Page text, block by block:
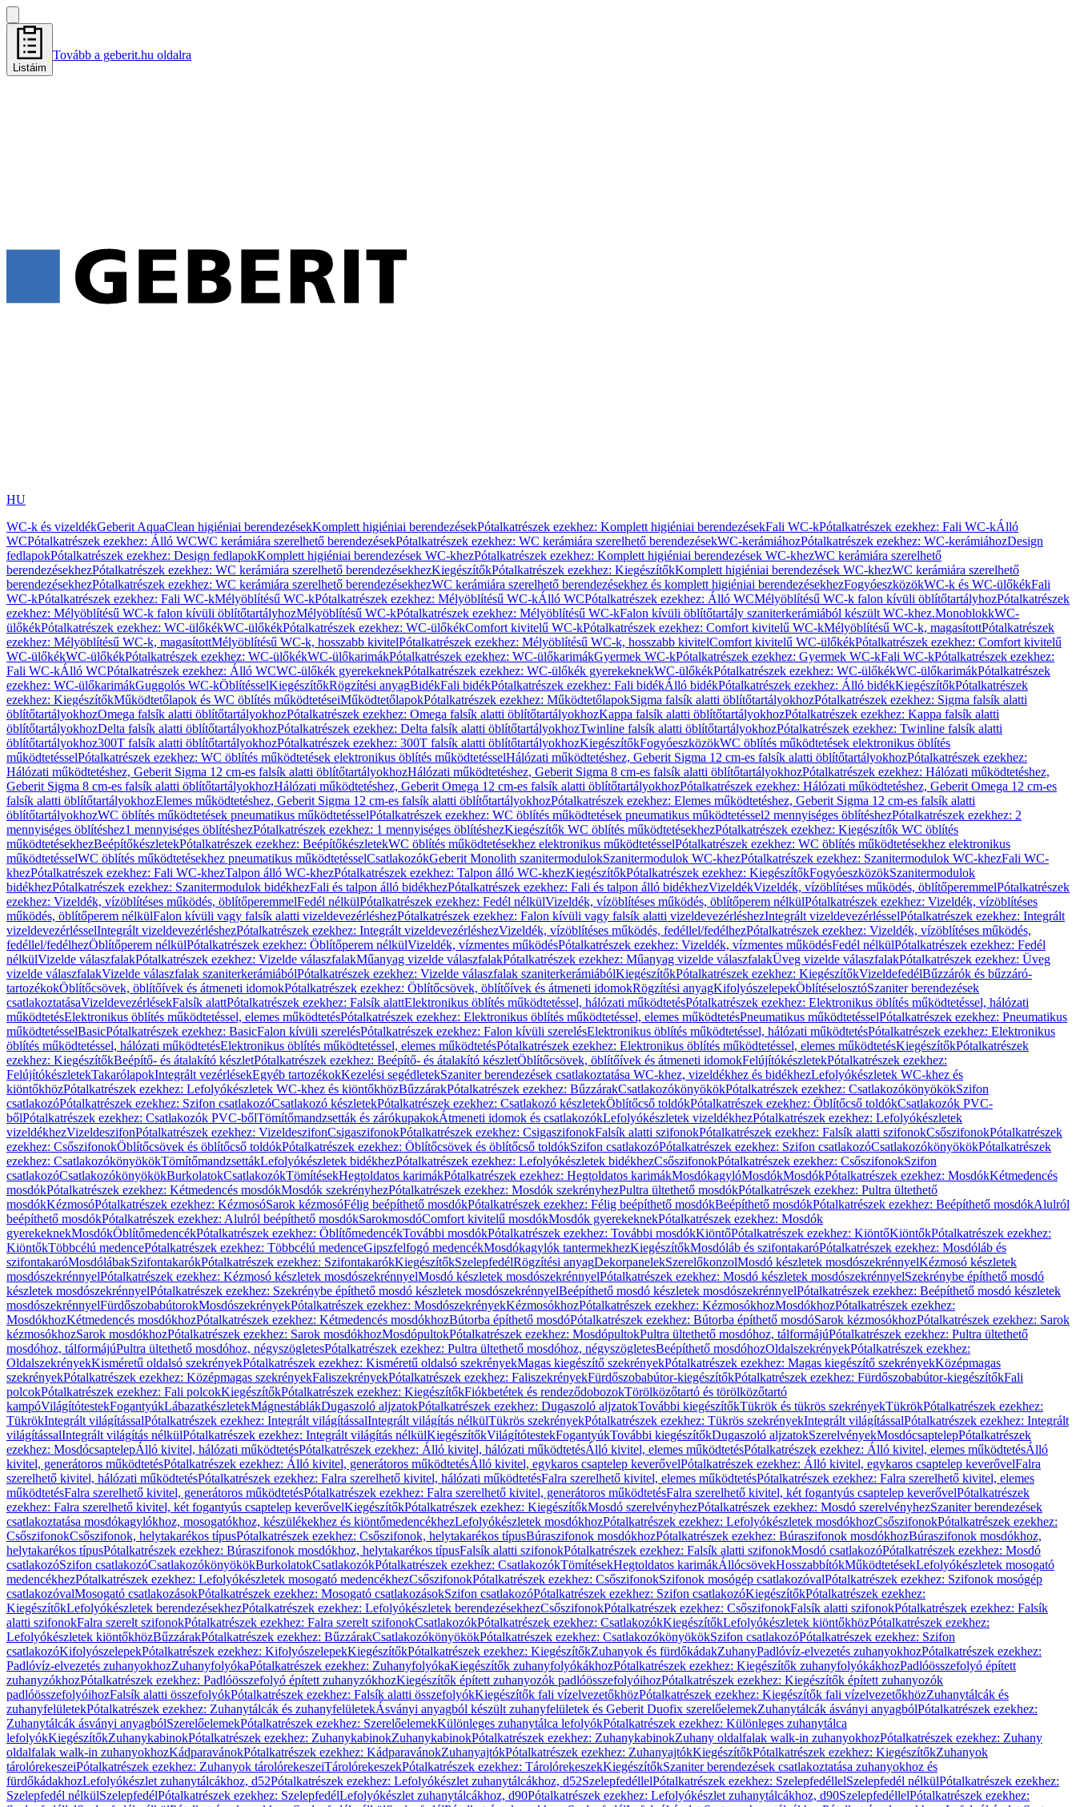
Listáim
Tovább a geberit.hu oldalra
HU
WC-k és vizeldékGeberit AquaClean higiéniai berendezésekKomplett higiéniai berendezésekPótalkatrészek ezekhez: Komplett higiéniai berendezésekFali WC-kPótalkatrészek ezekhez: Fali WC-kÁlló
WCPótalkatrészek ezekhez: Álló WCWC kerámiára szerelhető berendezésekPótalkatrészek ezekhez: WC kerámiára szerelhető berendezésekWC-kerámiáhozPótalkatrészek ezekhez: WC-kerámiáhozDesign
fedlapokPótalkatrészek ezekhez: Design fedlapokKomplett higiéniai berendezések WC-khezPótalkatrészek ezekhez: Komplett higiéniai berendezések WC-khezWC kerámiára szerelhető
berendezésekhezPótalkatrészek ezekhez: WC kerámiára szerelhető berendezésekhezKiegészítőkPótalkatrészek ezekhez: KiegészítőkKomplett higiéniai berendezések WC-khezWC kerámiára szerelhető
berendezésekhezPótalkatrészek ezekhez: WC kerámiára szerelhető berendezésekhezWC kerámiára szerelhető berendezésekhez és komplett higiéniai berendezésekhezFogyóeszközökWC-k és WC-ülőkékFali
WC-kPótalkatrészek ezekhez: Fali WC-kMélyöblítésű WC-kPótalkatrészek ezekhez: Mélyöblítésű WC-kÁlló WCPótalkatrészek ezekhez: Álló WCMélyöblítésű WC-k falon kívüli öblítőtartályhozPótalkatrészek
ezekhez: Mélyöblítésű WC-k falon kívüli öblítőtartályhozMélyöblítésű WC-kPótalkatrészek ezekhez: Mélyöblítésű WC-kFalon kívüli öblítőtartály szaniterkerámiából készült WC-khez.MonoblokkWC-
ülőkékPótalkatrészek ezekhez: WC-ülőkékWC-ülőkékPótalkatrészek ezekhez: WC-ülőkékComfort kivitelű WC-kPótalkatrészek ezekhez: Comfort kivitelű WC-kMélyöblítésű WC-k, magasítottPótalkatrészek
ezekhez: Mélyöblítésű WC-k, magasítottMélyöblítésű WC-k, hosszabb kivitelPótalkatrészek ezekhez: Mélyöblítésű WC-k, hosszabb kivitelComfort kivitelű WC-ülőkékPótalkatrészek ezekhez: Comfort kivitelű
WC-ülőkékWC-ülőkékPótalkatrészek ezekhez: WC-ülőkékWC-ülőkarimákPótalkatrészek ezekhez: WC-ülőkarimákGyermek WC-kPótalkatrészek ezekhez: Gyermek WC-kFali WC-kPótalkatrészek ezekhez:
Fali WC-kÁlló WCPótalkatrészek ezekhez: Álló WCWC-ülőkék gyerekeknekPótalkatrészek ezekhez: WC-ülőkék gyerekeknekWC-ülőkékPótalkatrészek ezekhez: WC-ülőkékWC-ülőkarimákPótalkatrészek
ezekhez: WC-ülőkarimákGuggolós WC-kÖblítésselKiegészítőkRögzítési anyagBidékFali bidékPótalkatrészek ezekhez: Fali bidékÁlló bidékPótalkatrészek ezekhez: Álló bidékKiegészítőkPótalkatrészek
ezekhez: KiegészítőkMűködtetőlapok és WC öblítés működtetéseiMűködtetőlapokPótalkatrészek ezekhez: MűködtetőlapokSigma falsík alatti öblítőtartályokhozPótalkatrészek ezekhez: Sigma falsík alatti
öblítőtartályokhozOmega falsík alatti öblítőtartályokhozPótalkatrészek ezekhez: Omega falsík alatti öblítőtartályokhozKappa falsík alatti öblítőtartályokhozPótalkatrészek ezekhez: Kappa falsík alatti
öblítőtartályokhozDelta falsík alatti öblítőtartályokhozPótalkatrészek ezekhez: Delta falsík alatti öblítőtartályokhozTwinline falsík alatti öblítőtartályokhozPótalkatrészek ezekhez: Twinline falsík alatti
öblítőtartályokhoz300T falsík alatti öblítőtartályokhozPótalkatrészek ezekhez: 300T falsík alatti öblítőtartályokhozKiegészítőkFogyóeszközökWC öblítés működtetések elektronikus öblítés
működtetésselPótalkatrészek ezekhez: WC öblítés működtetések elektronikus öblítés működtetésselHálózati működtetéshez, Geberit Sigma 12 cm-es falsík alatti öblítőtartályokhozPótalkatrészek ezekhez:
Hálózati működtetéshez, Geberit Sigma 12 cm-es falsík alatti öblítőtartályokhozHálózati működtetéshez, Geberit Sigma 8 cm-es falsík alatti öblítőtartályokhozPótalkatrészek ezekhez: Hálózati működtetéshez,
Geberit Sigma 8 cm-es falsík alatti öblítőtartályokhozHálózati működtetéshez, Geberit Omega 12 cm-es falsík alatti öblítőtartályokhozPótalkatrészek ezekhez: Hálózati működtetéshez, Geberit Omega 12 cm-es
falsík alatti öblítőtartályokhozElemes működtetéshez, Geberit Sigma 12 cm-es falsík alatti öblítőtartályokhozPótalkatrészek ezekhez: Elemes működtetéshez, Geberit Sigma 12 cm-es falsík alatti
öblítőtartályokhozWC öblítés működtetések pneumatikus működtetésselPótalkatrészek ezekhez: WC öblítés működtetések pneumatikus működtetéssel2 mennyiséges öblítéshezPótalkatrészek ezekhez: 2
mennyiséges öblítéshez1 mennyiséges öblítéshezPótalkatrészek ezekhez: 1 mennyiséges öblítéshezKiegészítők WC öblítés működtetésekhezPótalkatrészek ezekhez: Kiegészítők WC öblítés
működtetésekhezBeépítőkészletekPótalkatrészek ezekhez: BeépítőkészletekWC öblítés működtetésekhez elektronikus működtetésselPótalkatrészek ezekhez: WC öblítés működtetésekhez elektronikus
működtetésselWC öblítés működtetésekhez pneumatikus működtetésselCsatlakozókGeberit Monolith szanitermodulokSzanitermodulok WC-khezPótalkatrészek ezekhez: Szanitermodulok WC-khezFali WC-
khezPótalkatrészek ezekhez: Fali WC-khezTalpon álló WC-khezPótalkatrészek ezekhez: Talpon álló WC-khezKiegészítőkPótalkatrészek ezekhez: KiegészítőkFogyóeszközökSzanitermodulok
bidékhezPótalkatrészek ezekhez: Szanitermodulok bidékhezFali és talpon álló bidékhezPótalkatrészek ezekhez: Fali és talpon álló bidékhezVizeldékVizeldék, vízöblítéses működés, öblítőperemmelPótalkatrészek
ezekhez: Vizeldék, vízöblítéses működés, öblítőperemmelFedél nélkülPótalkatrészek ezekhez: Fedél nélkülVizeldék, vízöblítéses működés, öblítőperem nélkülPótalkatrészek ezekhez: Vizeldék, vízöblítéses
működés, öblítőperem nélkülFalon kívüli vagy falsík alatti vizeldevezérléshezPótalkatrészek ezekhez: Falon kívüli vagy falsík alatti vizeldevezérléshezIntegrált vizeldevezérlésselPótalkatrészek ezekhez: Integrált
vizeldevezérlésselIntegrált vizeldevezérléshezPótalkatrészek ezekhez: Integrált vizeldevezérléshezVizeldék, vízöblítéses működés, fedéllel/fedélhezPótalkatrészek ezekhez: Vizeldék, vízöblítéses működés,
fedéllel/fedélhezÖblítőperem nélkülPótalkatrészek ezekhez: Öblítőperem nélkülVizeldék, vízmentes működésPótalkatrészek ezekhez: Vizeldék, vízmentes működésFedél nélkülPótalkatrészek ezekhez: Fedél
nélkülVizelde válaszfalakPótalkatrészek ezekhez: Vizelde válaszfalakMűanyag vizelde válaszfalakPótalkatrészek ezekhez: Műanyag vizelde válaszfalakÜveg vizelde válaszfalakPótalkatrészek ezekhez: Üveg
vizelde válaszfalakVizelde válaszfalak szaniterkerámiábólPótalkatrészek ezekhez: Vizelde válaszfalak szaniterkerámiábólKiegészítőkPótalkatrészek ezekhez: KiegészítőkVizeldefedélBűzzárók és bűzzáró-
tartozékokÖblítőcsövek, öblítőívek és átmeneti idomokPótalkatrészek ezekhez: Öblítőcsövek, öblítőívek és átmeneti idomokRögzítési anyagKifolyószelepekÖblítéselosztóSzaniter berendezések
csatlakoztatásaVizeldevezérlésekFalsík alattPótalkatrészek ezekhez: Falsík alattElektronikus öblítés működtetéssel, hálózati működtetésPótalkatrészek ezekhez: Elektronikus öblítés működtetéssel, hálózati
működtetésElektronikus öblítés működtetéssel, elemes működtetésPótalkatrészek ezekhez: Elektronikus öblítés működtetéssel, elemes működtetésPneumatikus működtetésselPótalkatrészek ezekhez: Pneumatikus
működtetésselBasicPótalkatrészek ezekhez: BasicFalon kívüli szerelésPótalkatrészek ezekhez: Falon kívüli szerelésElektronikus öblítés működtetéssel, hálózati működtetésPótalkatrészek ezekhez: Elektronikus
öblítés működtetéssel, hálózati működtetésElektronikus öblítés működtetéssel, elemes működtetésPótalkatrészek ezekhez: Elektronikus öblítés működtetéssel, elemes működtetésKiegészítőkPótalkatrészek
ezekhez: KiegészítőkBeépítő- és átalakító készletPótalkatrészek ezekhez: Beépítő- és átalakító készletÖblítőcsövek, öblítőívek és átmeneti idomokFelújítókészletekPótalkatrészek ezekhez:
FelújítókészletekTakarólapokIntegrált vezérlésekEgyéb tartozékokKezelési segédletekSzaniter berendezések csatlakoztatása WC-khez, vizeldékhez és bidékhezLefolyókészletek WC-khez és
kiöntőkhözPótalkatrészek ezekhez: Lefolyókészletek WC-khez és kiöntőkhözBűzzárakPótalkatrészek ezekhez: BűzzárakCsatlakozókönyökökPótalkatrészek ezekhez: CsatlakozókönyökökSzifon
csatlakozóPótalkatrészek ezekhez: Szifon csatlakozóCsatlakozó készletekPótalkatrészek ezekhez: Csatlakozó készletekÖblítőcső toldókPótalkatrészek ezekhez: Öblítőcső toldókCsatlakozók PVC-
bőlPótalkatrészek ezekhez: Csatlakozók PVC-bőlTömítőmandzsetták és zárókupakokÁtmeneti idomok és csatlakozókLefolyókészletek vizeldékhezPótalkatrészek ezekhez: Lefolyókészletek
vizeldékhezVizeldeszifonPótalkatrészek ezekhez: VizeldeszifonCsigaszifonokPótalkatrészek ezekhez: CsigaszifonokFalsík alatti szifonokPótalkatrészek ezekhez: Falsík alatti szifonokCsőszifonokPótalkatrészek
ezekhez: CsőszifonokÖblítőcsövek és öblítőcső toldókPótalkatrészek ezekhez: Öblítőcsövek és öblítőcső toldókSzifon csatlakozóPótalkatrészek ezekhez: Szifon csatlakozóCsatlakozókönyökökPótalkatrészek
ezekhez: CsatlakozókönyökökTömítőmandzsettákLefolyókészletek bidékhezPótalkatrészek ezekhez: Lefolyókészletek bidékhezCsőszifonokPótalkatrészek ezekhez: CsőszifonokSzifon
csatlakozóCsatlakozókönyökökBurkolatokCsatlakozókTömítésekHegtoldatos karimákPótalkatrészek ezekhez: Hegtoldatos karimákMosdókagylóMosdókMosdókPótalkatrészek ezekhez: MosdókKétmedencés
mosdókPótalkatrészek ezekhez: Kétmedencés mosdókMosdók szekrényhezPótalkatrészek ezekhez: Mosdók szekrényhezPultra ültethető mosdókPótalkatrészek ezekhez: Pultra ültethető
mosdókKézmosóPótalkatrészek ezekhez: KézmosóSarok kézmosóFélig beépíthető mosdókPótalkatrészek ezekhez: Félig beépíthető mosdókBeépíthető mosdókPótalkatrészek ezekhez: Beépíthető mosdókAlulról
beépíthető mosdókPótalkatrészek ezekhez: Alulról beépíthető mosdókSarokmosdóComfort kivitelű mosdókMosdók gyerekeknekPótalkatrészek ezekhez: Mosdók
gyerekeknekMosdókÖblítőmedencékPótalkatrészek ezekhez: ÖblítőmedencékTovábbi mosdókPótalkatrészek ezekhez: További mosdókKiöntőPótalkatrészek ezekhez: KiöntőKiöntőkPótalkatrészek ezekhez:
KiöntőkTöbbcélú medencePótalkatrészek ezekhez: Többcélú medenceGipszfelfogó medencékMosdókagylók tantermekhezKiegészítőkMosdóláb és szifontakaróPótalkatrészek ezekhez: Mosdóláb és
szifontakaróMosdólábakSzifontakarókPótalkatrészek ezekhez: SzifontakarókKiegészítőkSzelepfedélRögzítési anyagDekorpanelekSzerelőkonzolMosdó készletek mosdószekrénnyelKézmosó készletek
mosdószekrénnyelPótalkatrészek ezekhez: Kézmosó készletek mosdószekrénnyelMosdó készletek mosdószekrénnyelPótalkatrészek ezekhez: Mosdó készletek mosdószekrénnyelSzekrénybe építhető mosdó
készletek mosdószekrénnyelPótalkatrészek ezekhez: Szekrénybe építhető mosdó készletek mosdószekrénnyelBeépíthető mosdó készletek mosdószekrénnyelPótalkatrészek ezekhez: Beépíthető mosdó készletek
mosdószekrénnyelFürdőszobabútorokMosdószekrényekPótalkatrészek ezekhez: MosdószekrényekKézmosókhozPótalkatrészek ezekhez: KézmosókhozMosdókhozPótalkatrészek ezekhez:
MosdókhozKétmedencés mosdókhozPótalkatrészek ezekhez: Kétmedencés mosdókhozBútorba építhető mosdóPótalkatrészek ezekhez: Bútorba építhető mosdóSarok kézmosókhozPótalkatrészek ezekhez: Sarok
kézmosókhozSarok mosdókhozPótalkatrészek ezekhez: Sarok mosdókhozMosdópultokPótalkatrészek ezekhez: MosdópultokPultra ültethető mosdóhoz, tálformájúPótalkatrészek ezekhez: Pultra ültethető
mosdóhoz, tálformájúPultra ültethető mosdóhoz, négyszögletesPótalkatrészek ezekhez: Pultra ültethető mosdóhoz, négyszögletesBeépíthető mosdóhozOldalszekrényekPótalkatrészek ezekhez:
OldalszekrényekKisméretű oldalsó szekrényekPótalkatrészek ezekhez: Kisméretű oldalsó szekrényekMagas kiegészítő szekrényekPótalkatrészek ezekhez: Magas kiegészítő szekrényekKözépmagas
szekrényekPótalkatrészek ezekhez: Középmagas szekrényekFaliszekrényekPótalkatrészek ezekhez: FaliszekrényekFürdőszobabútor-kiegészítőkPótalkatrészek ezekhez: Fürdőszobabútor-kiegészítőkFali
polcokPótalkatrészek ezekhez: Fali polcokKiegészítőkPótalkatrészek ezekhez: KiegészítőkFiókbetétek és rendeződobozokTörölközőtartó és törölközőtartó
kampóVilágítótestekFogantyúkLábazatkészletekMágnestáblákDugaszoló aljzatokPótalkatrészek ezekhez: Dugaszoló aljzatokTovábbi kiegészítőkTükrök és tükrös szekrényekTükrökPótalkatrészek ezekhez:
TükrökIntegrált világítássalPótalkatrészek ezekhez: Integrált világítássalIntegrált világítás nélkülTükrös szekrényekPótalkatrészek ezekhez: Tükrös szekrényekIntegrált világítássalPótalkatrészek ezekhez: Integrált
világítássalIntegrált világítás nélkülPótalkatrészek ezekhez: Integrált világítás nélkülKiegészítőkVilágítótestekFogantyúkTovábbi kiegészítőkDugaszoló aljzatokSzerelvényekMosdócsaptelepPótalkatrészek
ezekhez: MosdócsaptelepÁlló kivitel, hálózati működtetésPótalkatrészek ezekhez: Álló kivitel, hálózati működtetésÁlló kivitel, elemes működtetésPótalkatrészek ezekhez: Álló kivitel, elemes működtetésÁlló
kivitel, generátoros működtetésPótalkatrészek ezekhez: Álló kivitel, generátoros működtetésÁlló kivitel, egykaros csaptelep keverővelPótalkatrészek ezekhez: Álló kivitel, egykaros csaptelep keverővelFalra
szerelhető kivitel, hálózati működtetésPótalkatrészek ezekhez: Falra szerelhető kivitel, hálózati működtetésFalra szerelhető kivitel, elemes működtetésPótalkatrészek ezekhez: Falra szerelhető kivitel, elemes
működtetésFalra szerelhető kivitel, generátoros működtetésPótalkatrészek ezekhez: Falra szerelhető kivitel, generátoros működtetésFalra szerelhető kivitel, két fogantyús csaptelep keverővelPótalkatrészek
ezekhez: Falra szerelhető kivitel, két fogantyús csaptelep keverővelKiegészítőkPótalkatrészek ezekhez: KiegészítőkMosdó szerelvényhezPótalkatrészek ezekhez: Mosdó szerelvényhezSzaniter berendezések
csatlakoztatása mosdókagylókhoz, mosogatókhoz, készülékekhez és kiöntőmedencékhezLefolyókészletek mosdókhozPótalkatrészek ezekhez: Lefolyókészletek mosdókhozCsőszifonokPótalkatrészek ezekhez:
CsőszifonokCsőszifonok, helytakarékos típusPótalkatrészek ezekhez: Csőszifonok, helytakarékos típusBúraszifonok mosdókhozPótalkatrészek ezekhez: Búraszifonok mosdókhozBúraszifonok mosdókhoz,
helytakarékos típusPótalkatrészek ezekhez: Búraszifonok mosdókhoz, helytakarékos típusFalsík alatti szifonokPótalkatrészek ezekhez: Falsík alatti szifonokMosdó csatlakozóPótalkatrészek ezekhez: Mosdó
csatlakozóSzifon csatlakozóCsatlakozókönyökökBurkolatokCsatlakozókPótalkatrészek ezekhez: CsatlakozókTömítésekHegtoldatos karimákÁllócsövekHosszabbítókMűködtetésekLefolyókészletek mosogató
medencékhezPótalkatrészek ezekhez: Lefolyókészletek mosogató medencékhezCsőszifonokPótalkatrészek ezekhez: CsőszifonokSzifonok mosógép csatlakozóvalPótalkatrészek ezekhez: Szifonok mosógép
csatlakozóvalMosogató csatlakozásokPótalkatrészek ezekhez: Mosogató csatlakozásokSzifon csatlakozóPótalkatrészek ezekhez: Szifon csatlakozóKiegészítőkPótalkatrészek ezekhez:
KiegészítőkLefolyókészletek berendezésekhezPótalkatrészek ezekhez: Lefolyókészletek berendezésekhezCsőszifonokPótalkatrészek ezekhez: CsőszifonokFalsík alatti szifonokPótalkatrészek ezekhez: Falsík
alatti szifonokFalra szerelt szifonokPótalkatrészek ezekhez: Falra szerelt szifonokCsatlakozókPótalkatrészek ezekhez: CsatlakozókKiegészítőkLefolyókészletek kiöntőkhözPótalkatrészek ezekhez:
Lefolyókészletek kiöntőkhözBűzzárakPótalkatrészek ezekhez: BűzzárakCsatlakozókönyökökPótalkatrészek ezekhez: CsatlakozókönyökökSzifon csatlakozóPótalkatrészek ezekhez: Szifon
csatlakozóKifolyószelepekPótalkatrészek ezekhez: KifolyószelepekKiegészítőkPótalkatrészek ezekhez: KiegészítőkZuhanyok és fürdőkádakZuhanyPadlóvíz-elvezetés zuhanyokhozPótalkatrészek ezekhez:
Padlóvíz-elvezetés zuhanyokhozZuhanyfolyókaPótalkatrészek ezekhez: ZuhanyfolyókaKiegészítők zuhanyfolyókákhozPótalkatrészek ezekhez: Kiegészítők zuhanyfolyókákhozPadlóösszefolyó épített
zuhanyzókhozPótalkatrészek ezekhez: Padlóösszefolyó épített zuhanyzókhozKiegészítők épített zuhanyozók padlóösszefolyóihozPótalkatrészek ezekhez: Kiegészítők épített zuhanyozók
padlóösszefolyóihozFalsík alatti összefolyókPótalkatrészek ezekhez: Falsík alatti összefolyókKiegészítők fali vízelvezetőkhözPótalkatrészek ezekhez: Kiegészítők fali vízelvezetőkhözZuhanytálcák és
zuhanyfelületekPótalkatrészek ezekhez: Zuhanytálcák és zuhanyfelületekÁsványi anyagból készült zuhanyfelületek és Geberit Duofix szerelőelemekZuhanytálcák ásványi anyagbólPótalkatrészek ezekhez:
Zuhanytálcák ásványi anyagbólSzerelőelemekPótalkatrészek ezekhez: SzerelőelemekKülönleges zuhanytálca lefolyókPótalkatrészek ezekhez: Különleges zuhanytálca
lefolyókKiegészítőkZuhanykabinokPótalkatrészek ezekhez: ZuhanykabinokZuhanykabinokPótalkatrészek ezekhez: ZuhanykabinokZuhany oldalfalak walk-in zuhanyokhozPótalkatrészek ezekhez: Zuhany
oldalfalak walk-in zuhanyokhozKádparavánokPótalkatrészek ezekhez: KádparavánokZuhanyajtókPótalkatrészek ezekhez: ZuhanyajtókKiegészítőkPótalkatrészek ezekhez: KiegészítőkZuhanyok
tárolórekeszeiPótalkatrészek ezekhez: Zuhanyok tárolórekeszeiTárolórekeszekPótalkatrészek ezekhez: TárolórekeszekKiegészítőkSzaniter berendezések csatlakoztatása zuhanyokhoz és
fürdőkádakhozLefolyókészlet zuhanytálcákhoz, d52Pótalkatrészek ezekhez: Lefolyókészlet zuhanytálcákhoz, d52SzelepfedéllelPótalkatrészek ezekhez: SzelepfedéllelSzelepfedél nélkülPótalkatrészek ezekhez:
Szelepfedél nélkülSzelepfedélPótalkatrészek ezekhez: SzelepfedélLefolyókészlet zuhanytálcákhoz, d90Pótalkatrészek ezekhez: Lefolyókészlet zuhanytálcákhoz, d90SzelepfedéllelPótalkatrészek ezekhez: